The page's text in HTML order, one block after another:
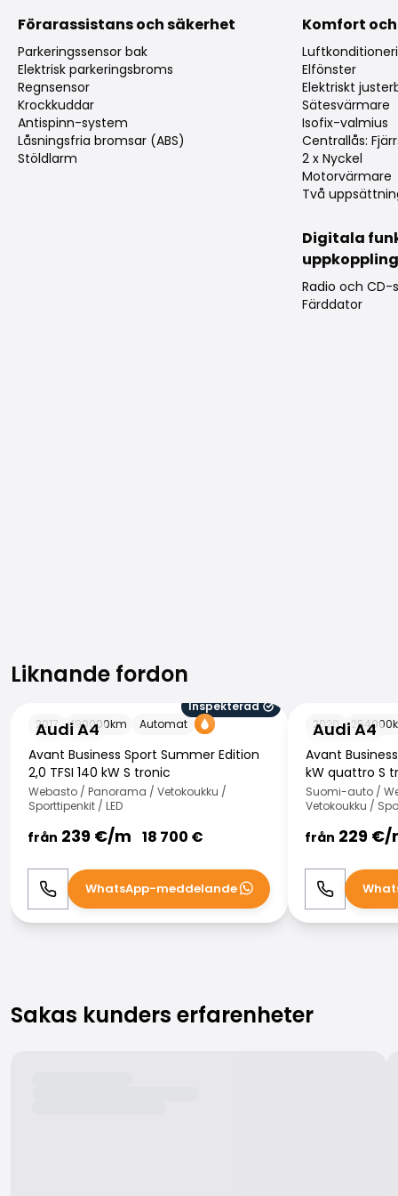
Förarassistans och säkerhet
Parkeringssensor bak
Elektrisk parkeringsbroms
Regnsensor
Krockkuddar
Antispinn-system
Låsningsfria bromsar (ABS)
Stöldlarm
Komfort
Elfönster
Elektriskt
Sätesvärmare
Isofix-valmius
Centrallås:
2 x Nyckel
Motorvärmare
Två
Digitala
uppkoppling
Radio och CD-
Färddator
Liknande fordon
Liknande fordon
Audi A4
Inspekterad
2017
190000km Automat
Avant Business Sport Summer Edition
2,0 TFSI 140 kW S tronic
Webasto / Panorama / Vetokoukku /
Sporttipenkit / LED
från 239 €/m 18 700 €
Ring WhatsApp
WhatsApp-meddelande
Audi A4
2020
254000
Avant
kW quattro S
Suomi-auto /
Vetokoukku /
från 229 €/
Ring
Sakas kunders erfarenheter